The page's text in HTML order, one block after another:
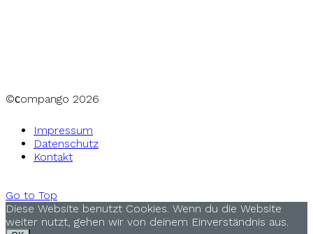
©сompango 2026
Impressum
Datenschutz
Kontakt
Go to Top
Diese Website benutzt Cookies. Wenn du die Website
weiter nutzt, gehen wir von deinem Einverständnis aus.